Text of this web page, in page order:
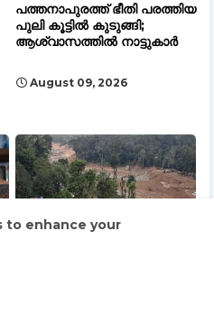
പത്തനാപുരത്ത് ഭീതി പരത്തിയ
പുലി കൂട്ടിൽ കുടുങ്ങി;
ആശ്വാസത്തിൽ നാട്ടുകാർ
August 09, 2026
to enhance your